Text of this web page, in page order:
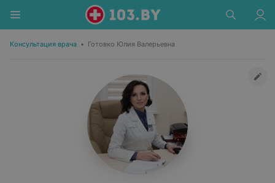
Консультация врача • Готовко Юлия Валерьевна